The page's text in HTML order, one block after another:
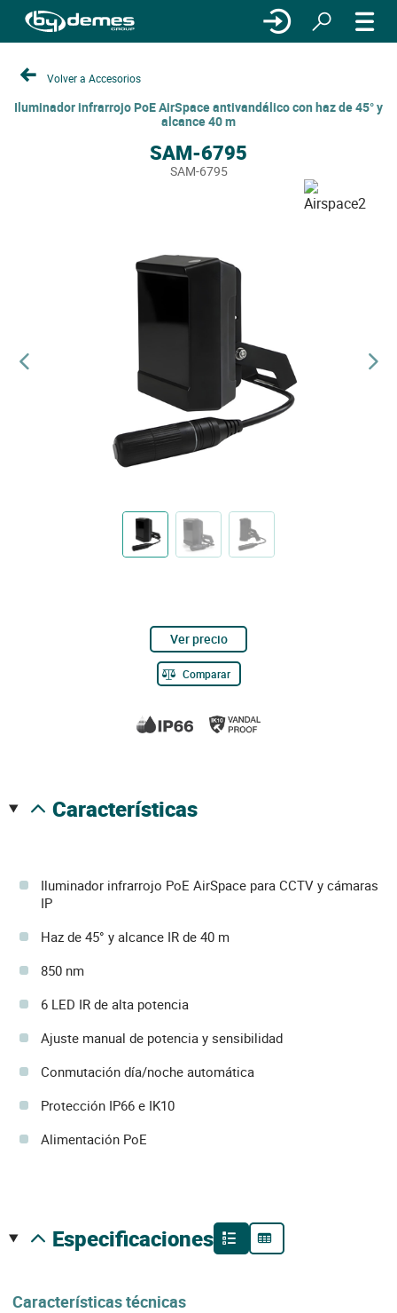
Volver a Accesorios
Iluminador infrarrojo PoE AirSpace antivandálico con haz de 45° y
alcance 40 m
SAM-6795
SAM-6795
Ver precio
Comparar
características
Iluminador infrarrojo PoE AirSpace para CCTV y cámaras
IP
Haz de 45° y alcance IR de 40 m
850 nm
6 LED IR de alta potencia
Ajuste manual de potencia y sensibilidad
Conmutación día/noche automática
Protección IP66 e IK10
Alimentación PoE
especificaciones
Características técnicas